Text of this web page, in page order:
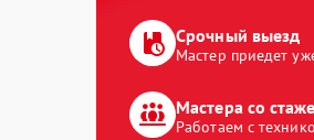
Срочный выезд
Мастер приедет
Мастера со
Работаем с